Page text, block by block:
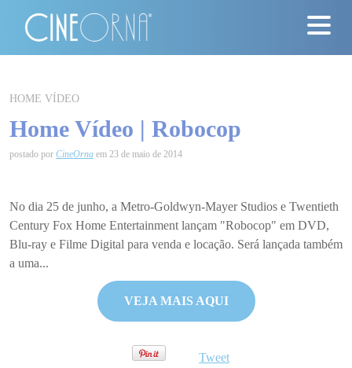
News
Quem Somos
Nossa História
Contato
HOME VÍDEO
Home Vídeo | Robocop
postado por CineOrna em 23 de maio de 2014
No dia 25 de junho, a Metro-Goldwyn-Mayer Studios e Twentieth
Century Fox Home Entertainment lançam "Robocop" em DVD,
Blu-ray e Filme Digital para venda e locação. Será lançada também
a uma...
VEJA MAIS AQUI
Tweet